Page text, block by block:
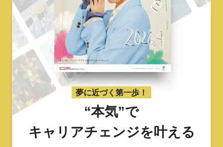
夢に近づく第一歩！
“本気”で
キャリアチェンジを叶える